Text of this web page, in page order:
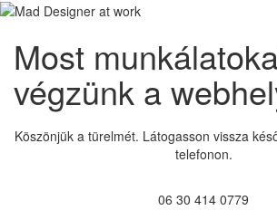
Most
végzünk a
Köszönjük a türelmét. Látogasson vissza
telefonon.
06 30 414 0779